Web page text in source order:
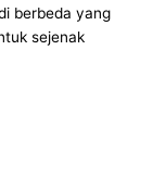
berbeda yang
sejenak